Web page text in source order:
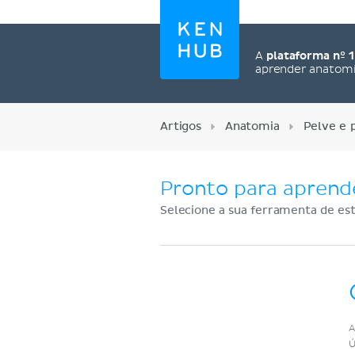
A plataforma nº 1
aprender
Artigos Anatomia Pelve e
Pronto para
Selecione a sua ferramenta de